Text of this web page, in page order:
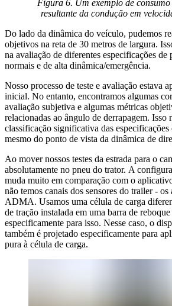
Figura 6. Um exemplo de
resultante da condução em
Do lado da dinâmica do veículo, pudemos
objetivos na reta de 30 metros de largura.
na avaliação de diferentes especificações de
normais e de alta dinâmica/emergência.
Nosso processo de teste e avaliação estava
inicial. No entanto, encontramos algumas
avaliação subjetiva e algumas métricas
relacionadas ao ângulo de derrapagem. Isso
classificação significativa das especificações
mesmo do ponto de vista da dinâmica de
Ao mover nossos testes da estrada para o
absolutamente no pneu do trator. A
muda muito em comparação com o
não temos canais dos sensores do trailer - os
ADMA. Usamos uma célula de carga
de tração instalada em uma barra de
especificamente para isso. Nesse caso, o
também é projetado especificamente para
pura à célula de carga.